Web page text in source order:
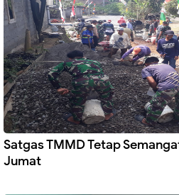
Satgas TMMD Tetap
Jumat